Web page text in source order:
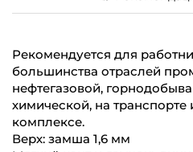
Рекомендуется для
большинства отраслей
нефтегазовой,
химической, на
комплексе.
Верх: замша 1,6 мм